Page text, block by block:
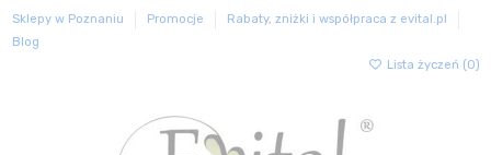
Sklepy w Poznaniu Promocje
Rabaty, zniżki i współpraca z evital.pl
Blog
Lista życzeń (0)